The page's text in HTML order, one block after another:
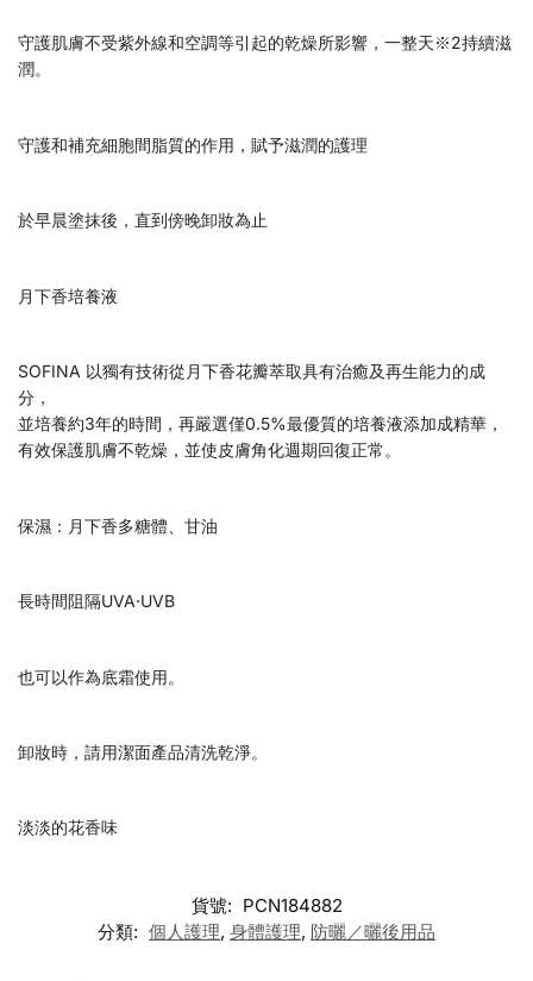
守護肌膚不受紫外線和空調等引起的乾燥所影響，一整天※2持續滋
潤。
守護和補充細胞間脂質的作用，賦予滋潤的護理
於早晨塗抹後，直到傍晚卸妝為止
月下香培養液
SOFINA 以獨有技術從月下香花瓣萃取具有治癒及再生能力的成
分，
並培養約3年的時間，再嚴選僅0.5%最優質的培養液添加成精華，
有效保護肌膚不乾燥，並使皮膚角化週期回復正常。
保濕：月下香多糖體、甘油
長時間阻隔UVA·UVB
也可以作為底霜使用。
卸妝時，請用潔面產品清洗乾淨。
淡淡的花香味
貨號: PCN184882
分類: 個人護理, 身體護理, 防曬／曬後用品